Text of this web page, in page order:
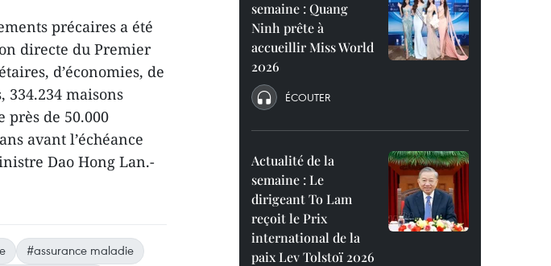
précaires a été
directe du Premier
d’économies, de
maisons
près de 50.000
avant l’échéance
Dao Hong Lan.-
#assurance maladie
semaine : Quang
Ninh prête à
accueillir Miss World
2026
ÉCOUTER
Actualité de la
semaine : Le
dirigeant To Lam
reçoit le Prix
international de la
paix Lev Tolstoï 2026